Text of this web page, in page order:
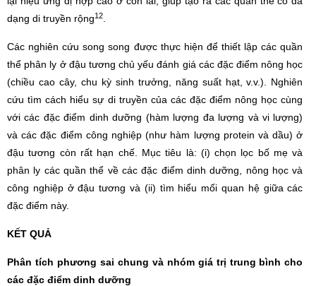
dạng di truyền rộng12
Các nghiên cứu song song được thực hiện để thiết lập các quần
thể phân ly ở đậu tương chủ yếu đánh giá các đặc điểm nông học
(chiều cao cây, chu kỳ sinh trưởng, năng suất hạt, v.v.). Nghiên
cứu tìm cách hiểu sự di truyền của các đặc điểm nông học cùng
với các đặc điểm dinh dưỡng (hàm lượng đa lượng và vi lượng)
và các đặc điểm công nghiệp (như hàm lượng protein và dầu) ở
đậu tương còn rất hạn chế. Mục tiêu là: (i) chọn lọc bố mẹ và
phân ly các quần thể về các đặc điểm dinh dưỡng, nông học và
công nghiệp ở đậu tương và (ii) tìm hiểu mối quan hệ giữa các
đặc điểm này.
KẾT QUẢ
Phân tích phương sai chung và nhóm giá trị trung bình cho
các đặc điểm dinh dưỡng